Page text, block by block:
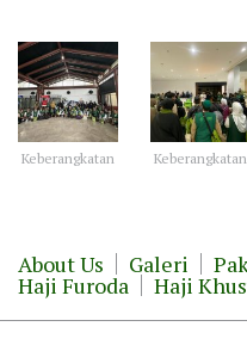
Keberangkatan Keberangkatan
About Us Galeri
Haji Furoda Haji